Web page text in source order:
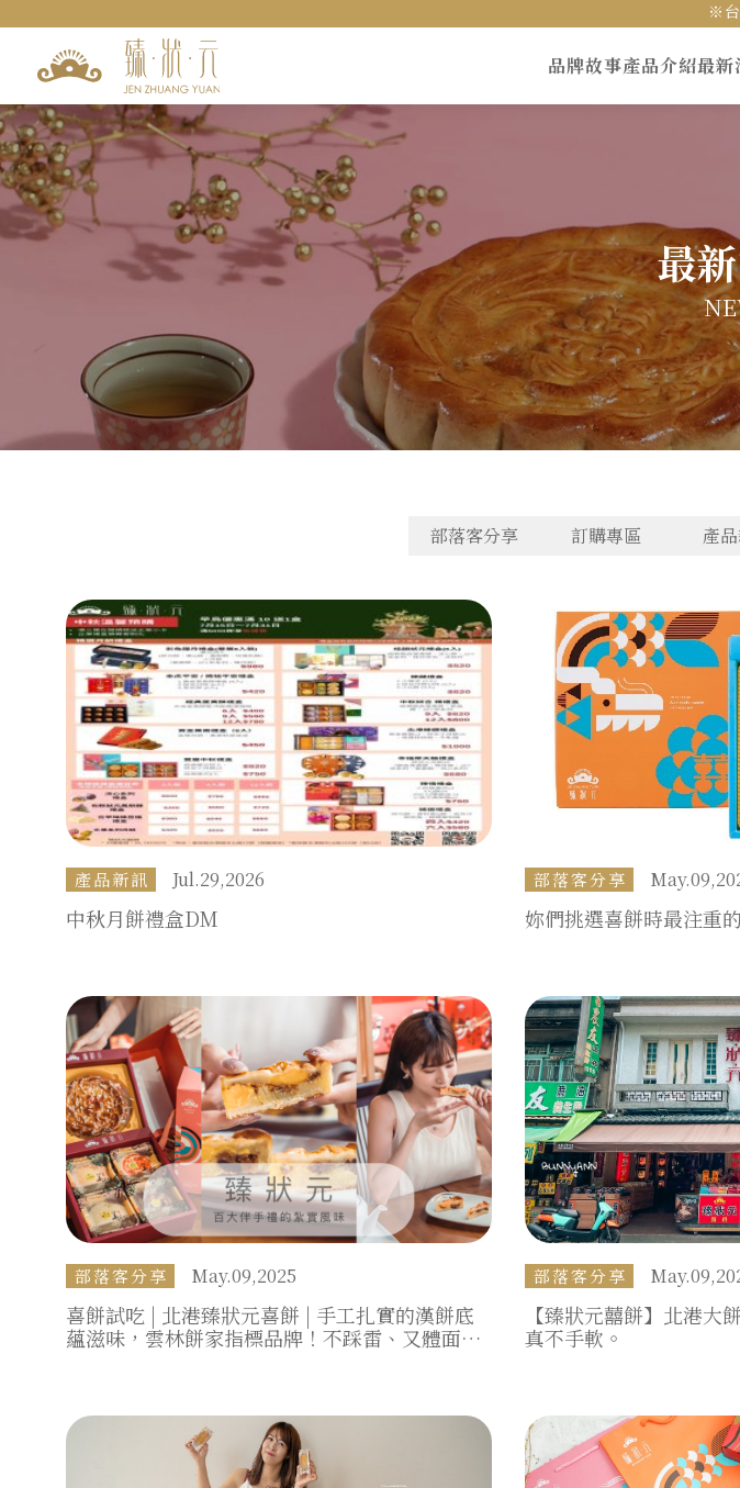
※
訂單查詢
匯款查詢 聯絡我們
品牌故事產品介紹最新
最
部落客分享 訂購專區 產
產品新訊 Jul.29,2026
中秋月餅禮盒DM
部落客分享
妳們挑選喜餅時最注重
部落客分享 May.09,2025
喜餅試吃 | 北港臻狀元喜餅 | 手工扎實的漢餅底
蘊滋味，雲林餅家指標品牌！不踩雷、又體面的
部落客分享
【臻狀元囍餅】北港大
真不手軟。